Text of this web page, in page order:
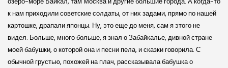
к нам приходили советские солдаты, от них задами, прямо по нашей
картошке, драпали японцы. Ну, это еще до меня, сам я этого не
видел. Больше, много больше, я знал о Забайкалье, дивной стране
моей бабушки, о которой она и песни пела, и сказки говорила. С
обычной грустью, похожей на плач, рассказывала бабушка о